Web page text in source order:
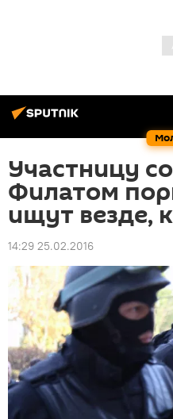
Участницу
Филатом
ищут везде,
14:29 25.02.2016